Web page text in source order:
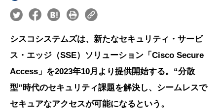
シスコシステムズは、新たなセキュリティ・サービ
ス・エッジ（SSE）ソリューション「Cisco Secure
Access」を2023年10月より提供開始する。“分散
型”時代のセキュリティ課題を解決し、シームレスで
セキュアなアクセスが可能になるという。